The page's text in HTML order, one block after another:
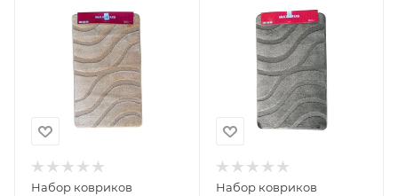
Набор ковриков
Набор ковриков